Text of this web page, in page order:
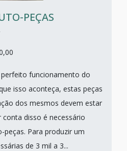
PEÇAS
funcionamento do
isso aconteça, estas peças
dos mesmos devem estar
disso é necessário
Para produzir um
de 3 mil a 3...